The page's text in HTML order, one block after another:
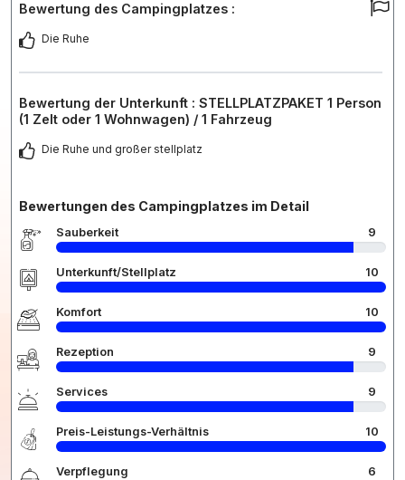
Bewertung des Campingplatzes :
Die Ruhe
Bewertung der Unterkunft : STELLPLATZPAKET 1 Person
(1 Zelt oder 1 Wohnwagen) / 1 Fahrzeug
Die Ruhe und großer stellplatz
Bewertungen des Campingplatzes im Detail
Sauberkeit 9
Unterkunft/Stellplatz 10
Komfort 10
Rezeption 9
Services 9
Preis-Leistungs-Verhältnis 10
Verpflegung 6